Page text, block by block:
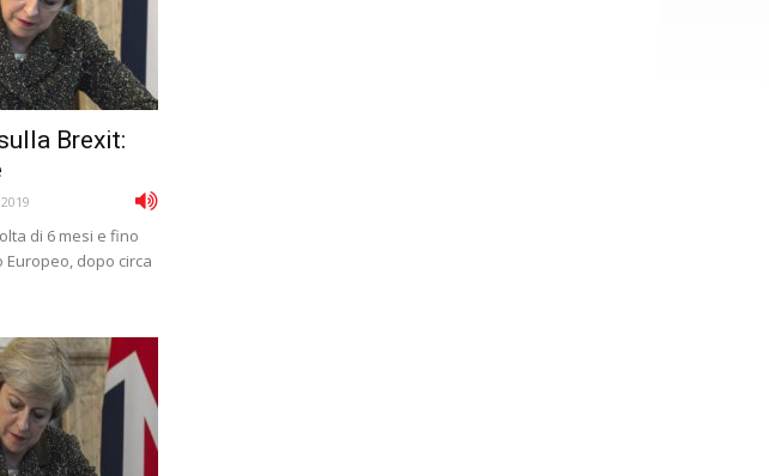
Brexit:
di 6 mesi e fino
Europeo, dopo circa